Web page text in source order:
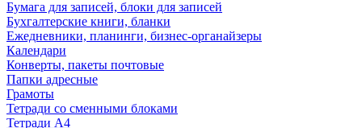
Бумага для записей, блоки для записей
Бухгалтерские книги, бланки
Ежедневники, планинги, бизнес-органайзеры
Календари
Конверты, пакеты почтовые
Папки адресные
Грамоты
Тетради со сменными блоками
Тетради А4